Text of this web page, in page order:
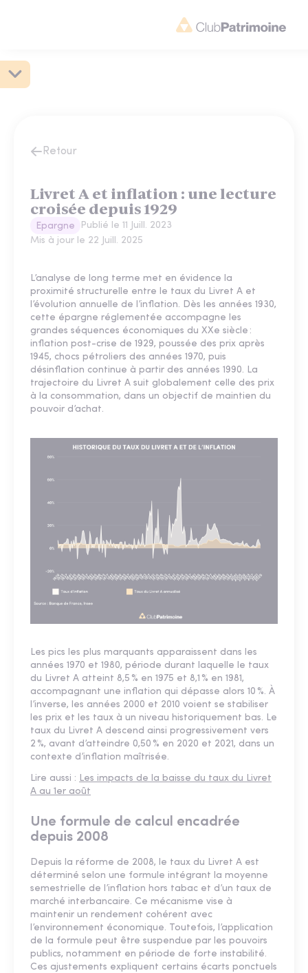
Retour
Livret A et inflation : une lecture
croisée depuis 1929
Epargne Publié le 11 Juill. 2023
Mis à jour le 22 Juill. 2025
L’analyse de long terme met en évidence la
proximité structurelle entre le taux du Livret A et
l’évolution annuelle de l’inflation. Dès les années 1930,
cette épargne réglementée accompagne les
grandes séquences économiques du XXe siècle :
inflation post-crise de 1929, poussée des prix après
1945, chocs pétroliers des années 1970, puis
désinflation continue à partir des années 1990. La
trajectoire du Livret A suit globalement celle des prix
à la consommation, dans un objectif de maintien du
pouvoir d’achat.
Les pics les plus marquants apparaissent dans les
années 1970 et 1980, période durant laquelle le taux
du Livret A atteint 8,5 % en 1975 et 8,1 % en 1981,
accompagnant une inflation qui dépasse alors 10 %. À
l’inverse, les années 2000 et 2010 voient se stabiliser
les prix et les taux à un niveau historiquement bas. Le
taux du Livret A descend ainsi progressivement vers
2 %, avant d’atteindre 0,50 % en 2020 et 2021, dans un
contexte d’inflation maîtrisée.
Lire aussi : Les impacts de la baisse du taux du Livret
A au 1er août
Une formule de calcul encadrée
depuis 2008
Depuis la réforme de 2008, le taux du Livret A est
déterminé selon une formule intégrant la moyenne
semestrielle de l’inflation hors tabac et d’un taux de
marché interbancaire. Ce mécanisme vise à
maintenir un rendement cohérent avec
l’environnement économique. Toutefois, l’application
de la formule peut être suspendue par les pouvoirs
publics, notamment en période de forte instabilité.
Ces ajustements expliquent certains écarts ponctuels